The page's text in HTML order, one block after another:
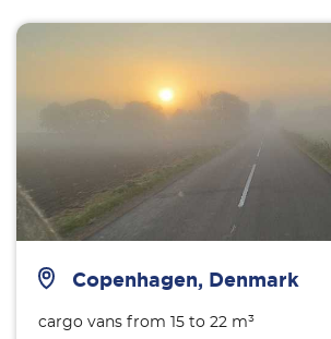
Copenhagen, Denmark
cargo vans from 15 to 22 m³